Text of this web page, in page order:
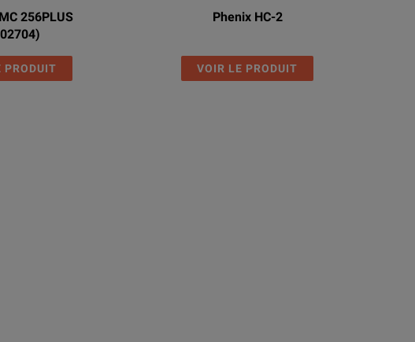
256PLUS
PRODUIT
Phenix HC-2
VOIR LE PRODUIT